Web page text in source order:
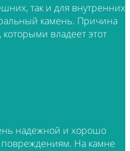
так и для внутренних
камень. Причина
которыми владеет этот
надежной и хорошо
На камне